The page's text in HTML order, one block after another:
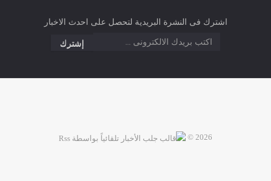
اشترك فى النشرة البريدية لتحصل على احدث الاخبار
2026 ©